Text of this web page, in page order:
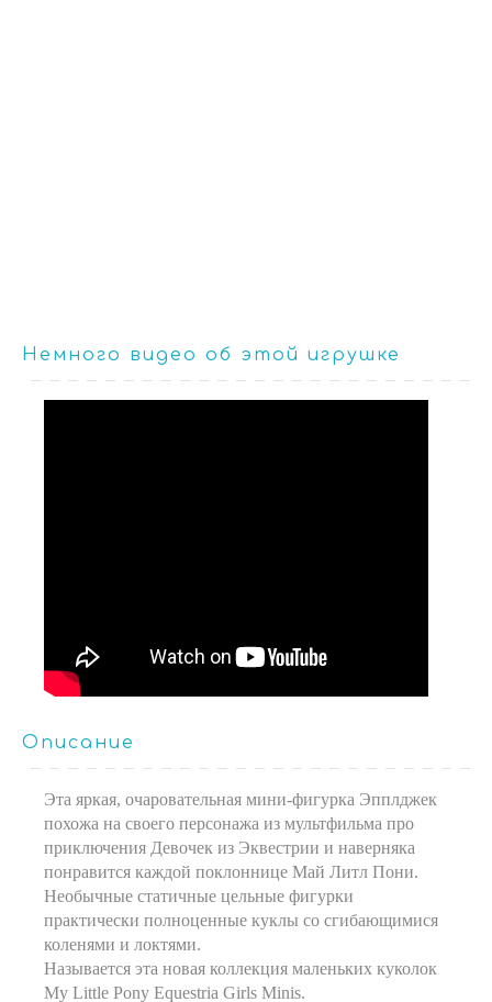
Немного видео об этой игрушке
Описание
Эта яркая, очаровательная мини-фигурка Эпплджек
похожа на своего персонажа из мультфильма про
приключения Девочек из Эквестрии и наверняка
понравится каждой поклоннице Май Литл Пони.
Необычные статичные цельные фигурки
практически полноценные куклы со сгибающимися
коленями и локтями.
Называется эта новая коллекция маленьких куколок
My Little Pony Equestria Girls Minis.